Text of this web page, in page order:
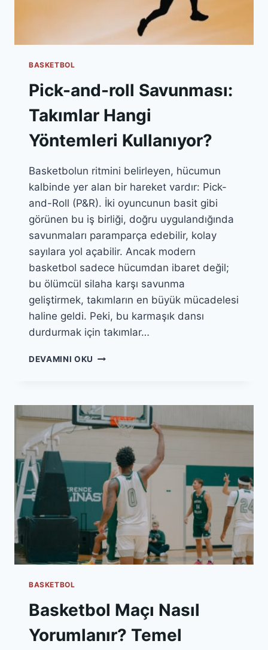
BASKETBOL
Pick-and-roll Savunması:
Takımlar Hangi
Yöntemleri Kullanıyor?
Basketbolun ritmini belirleyen, hücumun
kalbinde yer alan bir hareket vardır: Pick-
and-Roll (P&R). İki oyuncunun basit gibi
görünen bu iş birliği, doğru uygulandığında
savunmaları paramparça edebilir, kolay
sayılara yol açabilir. Ancak modern
basketbol sadece hücumdan ibaret değil;
bu ölümcül silaha karşı savunma
geliştirmek, takımların en büyük mücadelesi
haline geldi. Peki, bu karmaşık dansı
durdurmak için takımlar…
DEVAMINI OKU PICK-
TAKIMLAR
HANGI
YÖNTEMLERI
KULLANIYOR?
BASKETBOL
Basketbol Maçı Nasıl
Yorumlanır? Temel